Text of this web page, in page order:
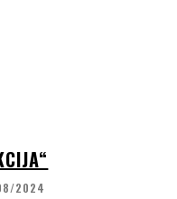
2024